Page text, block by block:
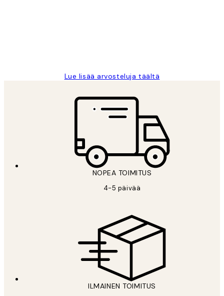
Lue lisää arvosteluja täältä
NOPEA TOIMITUS
4-5 päivää
ILMAINEN TOIMITUS